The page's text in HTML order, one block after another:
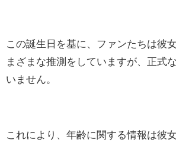
この誕生日を基に、ファンたちは彼
まざまな推測をしていますが、正式
いません。
これにより、年齢に関する情報は彼